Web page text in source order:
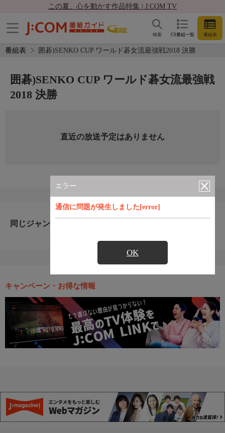
この夏、心を動かす作品特集 | J:COM TV
CS番組一覧 番組表
検索
番組表 囲碁)SENKO CUP ワールド碁女流最強戦2018 決勝
エラー
通信に問題が発生しました[error]
OK
囲碁)SENKO CUP ワールド碁女流最強戦
2018 決勝
直近の放送予定はありません
同じジャンルのおすすめ番組
キャンペーン・お得な情報